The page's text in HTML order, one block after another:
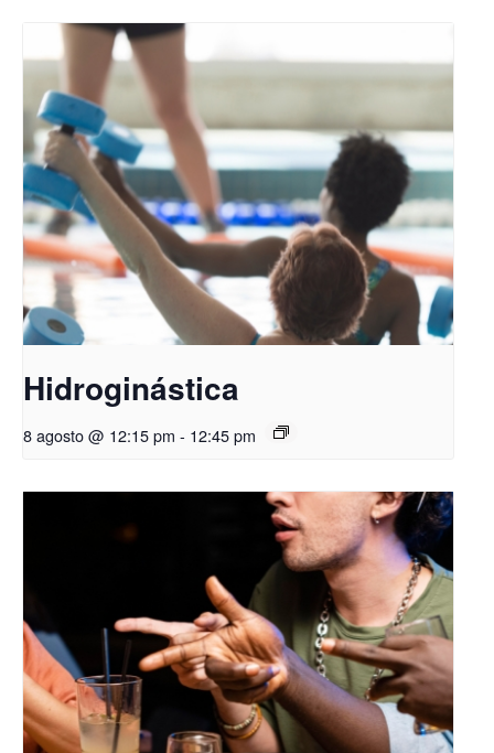
Hidroginástica
8 agosto @ 12:15 pm - 12:45 pm